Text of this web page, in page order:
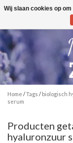
Toggle
Home /Tags / biologisch
serum
Producten
hyaluronzuur
Wij slaan cookies op